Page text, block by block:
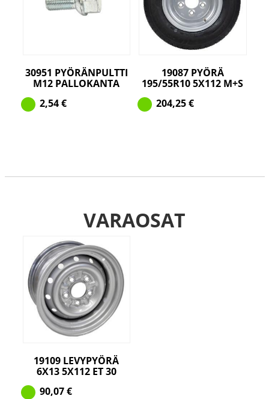
30951 PYÖRÄNPULTTI
M12 PALLOKANTA
2,54€
19087 PYÖRÄ
195/55R10 5X112 M+S
204,25€
VARAOSAT
19109 LEVYPYÖRÄ
6X13 5X112 ET 30
90,07€